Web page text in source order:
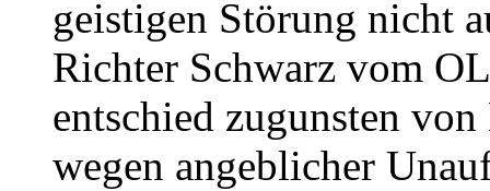
geistigen Störung nicht
Richter Schwarz vom
entschied zugunsten
wegen angeblicher